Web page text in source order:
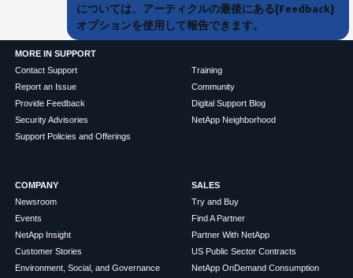
については、アーティクルの最後にある[Feedback]
オプションを使用して報告できます。
MORE IN SUPPORT
Contact Support
Report an Issue
Provide Feedback
Security Advisories
Support Policies and Offerings
Training
Community
Digital Support Blog
NetApp Neighborhood
COMPANY
Newsroom
Events
NetApp Insight
Customer Stories
Environment, Social, and Governance
SALES
Try and Buy
Find A Partner
Partner With NetApp
US Public Sector Contracts
NetApp OnDemand Consumption